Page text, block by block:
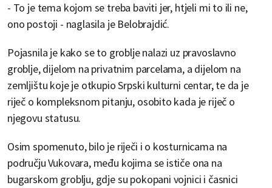
- To je tema kojom se treba baviti jer, htjeli mi to ili ne,
ono postoji - naglasila je Belobrajdić.
Pojasnila je kako se to groblje nalazi uz pravoslavno
groblje, dijelom na privatnim parcelama, a dijelom na
zemljištu koje je otkupio Srpski kulturni centar, te da je
riječ o kompleksnom pitanju, osobito kada je riječ o
njegovu statusu.
Osim spomenuto, bilo je riječi i o kosturnicama na
području Vukovara, među kojima se ističe ona na
bugarskom groblju, gdje su pokopani vojnici i časnici